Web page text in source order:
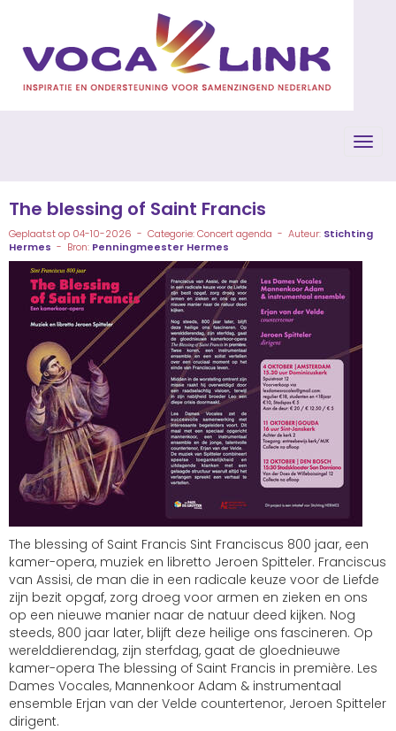
The blessing of Saint Francis
Geplaatst op 04-10-2026 - Categorie: Concert agenda - Auteur: Stichting
Hermes - Bron: Penningmeester Hermes
The blessing of Saint Francis Sint Franciscus 800 jaar, een
kamer-opera, muziek en libretto Jeroen Spitteler. Franciscus
van Assisi, de man die in een radicale keuze voor de Liefde
zijn bezit opgaf, zorg droeg voor armen en zieken en ons
op een nieuwe manier naar de natuur deed kijken. Nog
steeds, 800 jaar later, blijft deze heilige ons fascineren. Op
werelddierendag, zijn sterfdag, gaat de gloednieuwe
kamer-opera The blessing of Saint Francis in première. Les
Dames Vocales, Mannenkoor Adam & instrumentaal
ensemble Erjan van der Velde countertenor, Jeroen Spitteler
dirigent.